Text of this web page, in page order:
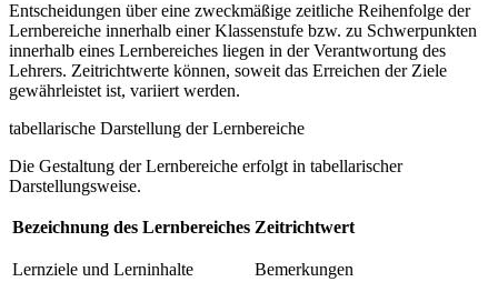
Entscheidungen über eine zweckmäßige zeitliche Reihenfolge der
Lernbereiche innerhalb einer Klassenstufe bzw. zu Schwerpunkten
innerhalb eines Lernbereiches liegen in der Verantwortung des
Lehrers. Zeitrichtwerte können, soweit das Erreichen der Ziele
gewährleistet ist, variiert werden.
tabellarische Darstellung der Lernbereiche
Die Gestaltung der Lernbereiche erfolgt in tabellarischer
Darstellungsweise.
Bezeichnung des Lernbereiches Zeitrichtwert
Lernziele und Lerninhalte Bemerkungen